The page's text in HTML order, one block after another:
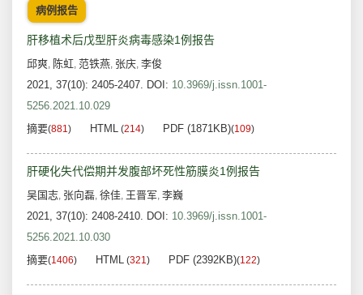
病例报告
肝移植术后戊型肝炎病毒感染1例报告
邱爽, 陈虹, 范铁燕, 张庆, 李俊
2021, 37(10): 2405-2407. DOI: 10.3969/j.issn.1001-
5256.2021.10.029
摘要(881) HTML (214) PDF (1871KB)(109)
肝硬化失代偿期并发腹部坏死性筋膜炎1例报告
吴国志, 张向磊, 徐佳, 王晋军, 李巍
2021, 37(10): 2408-2410. DOI: 10.3969/j.issn.1001-
5256.2021.10.030
摘要(1406) HTML (321) PDF (2392KB)(122)